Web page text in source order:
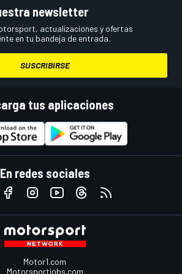
newsletter
actualizaciones y ofertas
en tu bandeja de entrada.
SUSCRIBIRSE
tus aplicaciones
En redes sociales
Motor1.com
Motorsportjobs.com